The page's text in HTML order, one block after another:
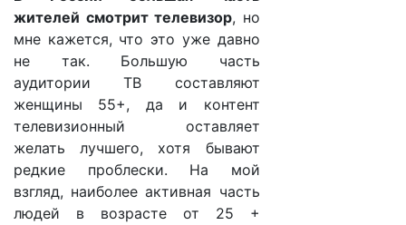
жителей смотрит телевизор, но
мне кажется, что это уже давно
не так. Большую часть
аудитории ТВ составляют
женщины 55+, да и контент
телевизионный оставляет
желать лучшего, хотя бывают
редкие проблески. На мой
взгляд, наиболее активная часть
людей в возрасте от 25 +